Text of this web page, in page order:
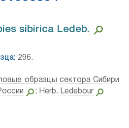
sibirica Ledeb.⁣
296.
образцы сектора Сибири
; Herb. Ledebour